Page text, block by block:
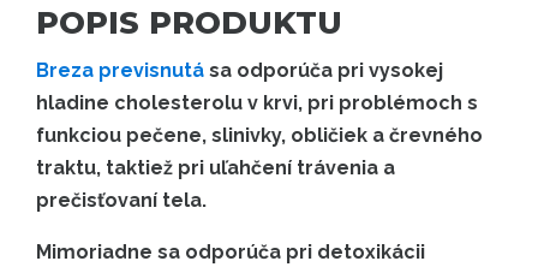
POPIS PRODUKTU
Breza previsnutá sa odporúča pri vysokej
hladine cholesterolu v krvi, pri problémoch s
funkciou pečene, slinivky, obličiek a črevného
traktu, taktiež pri uľahčení trávenia a
prečisťovaní tela.
Mimoriadne sa odporúča pri detoxikácii